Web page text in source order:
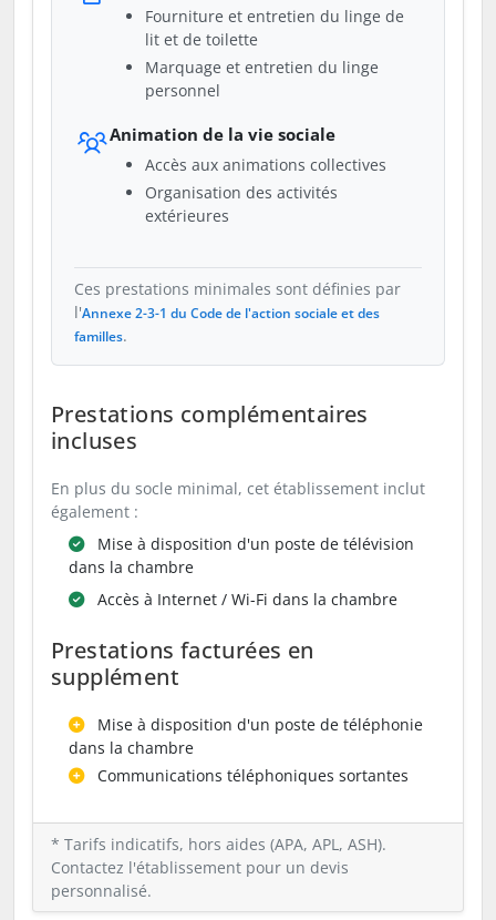
Fourniture et entretien du linge de
lit et de toilette
Marquage et entretien du linge
personnel
Animation de la vie sociale
Accès aux animations collectives
Organisation des activités
extérieures
Ces prestations minimales sont définies par
l'Annexe 2-3-1 du Code de l'action sociale et des
familles.
Prestations complémentaires
incluses
En plus du socle minimal, cet établissement inclut
également :
Mise à disposition d'un poste de télévision
dans la chambre
Accès à Internet / Wi-Fi dans la chambre
Prestations facturées en
supplément
Mise à disposition d'un poste de téléphonie
dans la chambre
Communications téléphoniques sortantes
* Tarifs indicatifs, hors aides (APA, APL, ASH).
Contactez l'établissement pour un devis
personnalisé.